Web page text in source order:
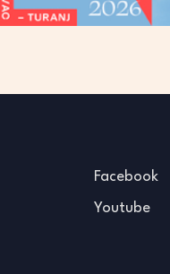
Facebook
Youtube